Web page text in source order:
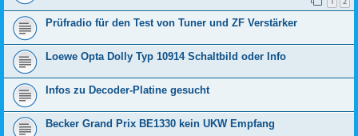
Prüfradio für den Test von Tuner und ZF Verstärker
Loewe Opta Dolly Typ 10914 Schaltbild oder Info
Infos zu Decoder-Platine gesucht
Becker Grand Prix BE1330 kein UKW Empfang